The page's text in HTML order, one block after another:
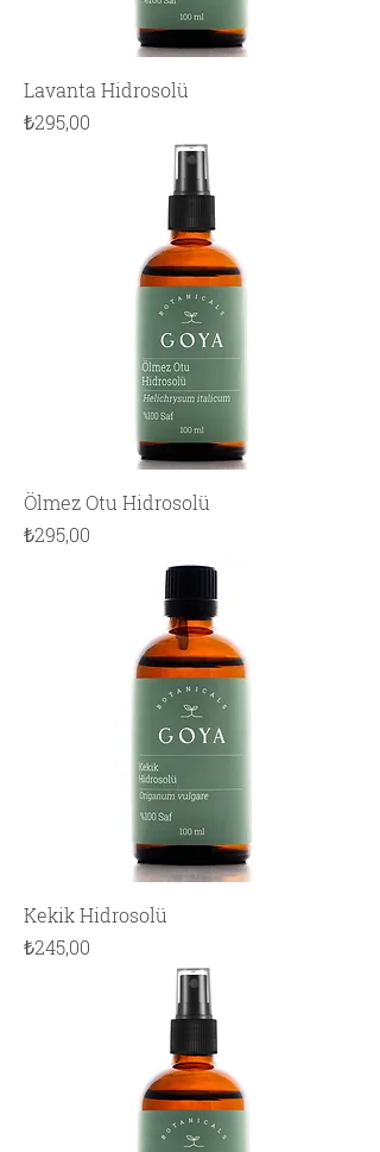
Lavanta Hidrosolü
Fiyat
₺295,00
Ölmez Otu Hidrosolü
Fiyat
₺295,00
Kekik Hidrosolü
Fiyat
₺245,00